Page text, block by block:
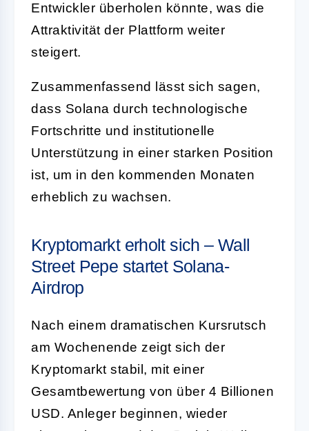
Entwickler überholen könnte, was die
Attraktivität der Plattform weiter
steigert.
Zusammenfassend lässt sich sagen,
dass Solana durch technologische
Fortschritte und institutionelle
Unterstützung in einer starken Position
ist, um in den kommenden Monaten
erheblich zu wachsen.
Kryptomarkt erholt sich – Wall
Street Pepe startet Solana-
Airdrop
Nach einem dramatischen Kursrutsch
am Wochenende zeigt sich der
Kryptomarkt stabil, mit einer
Gesamtbewertung von über 4 Billionen
USD. Anleger beginnen, wieder